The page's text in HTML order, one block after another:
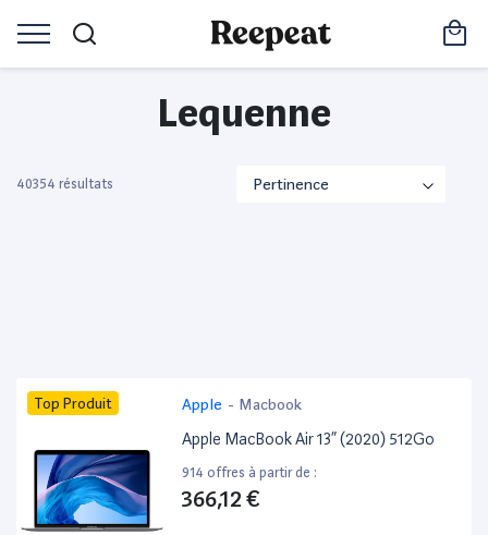
Lequenne
40354 résultats
Top Produit Apple - Macbook
Apple MacBook Air 13” (2020) 512Go
914 offres à partir de :
366,12 €